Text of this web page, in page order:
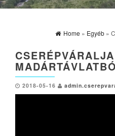
Home » Egyéb »
2018-05-16